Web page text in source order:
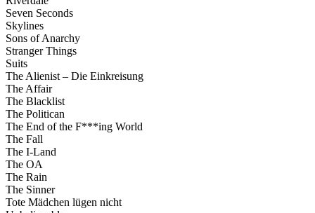
Seven Seconds
Skylines
Sons of Anarchy
Stranger Things
Suits
The Alienist – Die Einkreisung
The Affair
The Blacklist
The Politican
The End of the F***ing World
The Fall
The I-Land
The OA
The Rain
The Sinner
Tote Mädchen lügen nicht